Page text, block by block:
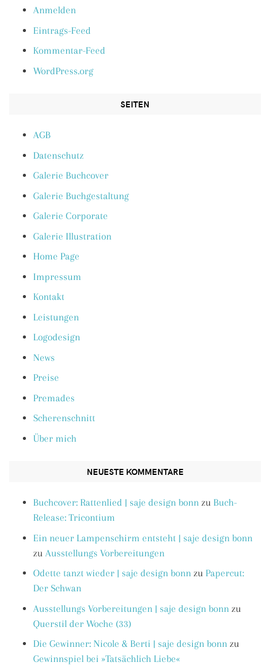
Anmelden
Eintrags-Feed
Kommentar-Feed
WordPress.org
SEITEN
AGB
Datenschutz
Galerie Buchcover
Galerie Buchgestaltung
Galerie Corporate
Galerie Illustration
Home Page
Impressum
Kontakt
Leistungen
Logodesign
News
Preise
Premades
Scherenschnitt
Über mich
NEUESTE KOMMENTARE
Buchcover: Rattenlied | saje design bonn zu Buch-
Release: Tricontium
Ein neuer Lampenschirm entsteht | saje design bonn
zu Ausstellungs Vorbereitungen
Odette tanzt wieder | saje design bonn zu Papercut:
Der Schwan
Ausstellungs Vorbereitungen | saje design bonn zu
Querstil der Woche (33)
Die Gewinner: Nicole & Berti | saje design bonn zu
Gewinnspiel bei »Tatsächlich Liebe«